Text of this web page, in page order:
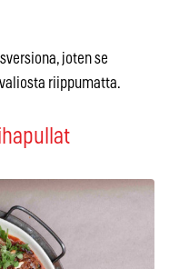
joten se
riippumatta.